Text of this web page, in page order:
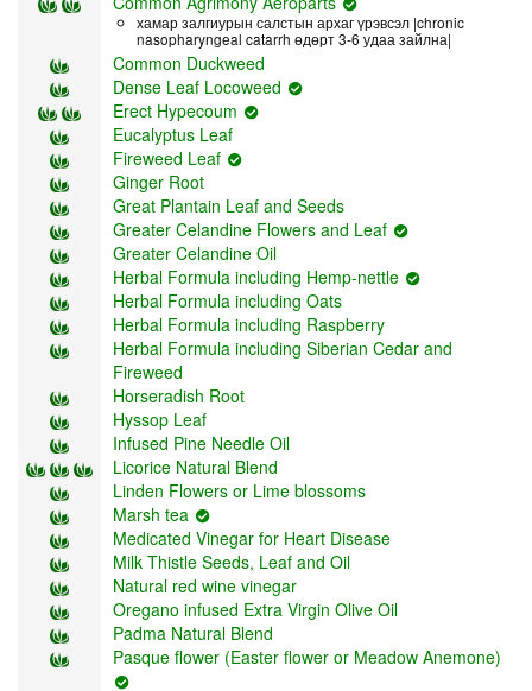
хамар залгиурын салстын архаг үрэвсэл |chronic
nasopharyngeal catarrh өдөрт 3-6 удаа зайлна|
Common Duckweed
Dense Leaf Locoweed
Erect Hypecoum
Eucalyptus Leaf
Fireweed Leaf
Ginger Root
Great Plantain Leaf and Seeds
Greater Celandine Flowers and Leaf
Greater Celandine Oil
Herbal Formula including Hemp-nettle
Herbal Formula including Oats
Herbal Formula including Raspberry
Herbal Formula including Siberian Cedar and
Fireweed
Horseradish Root
Hyssop Leaf
Infused Pine Needle Oil
Licorice Natural Blend
Linden Flowers or Lime blossoms
Marsh tea
Medicated Vinegar for Heart Disease
Milk Thistle Seeds, Leaf and Oil
Natural red wine vinegar
Oregano infused Extra Virgin Olive Oil
Padma Natural Blend
Pasque flower (Easter flower or Meadow Anemone)